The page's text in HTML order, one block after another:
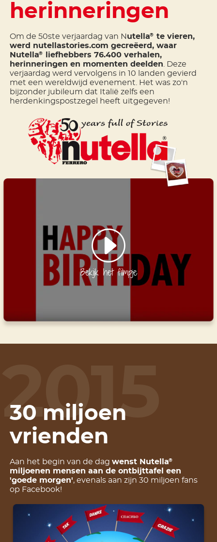
Bekijk het filmpje
herinneringen
Om de 50ste verjaardag van N utella® te vieren,
werd nutellastories.com gecreëerd, waar
Nutella®
liefhebbers 76.400 verhalen,
herinneringen en momenten deelden . Deze
verjaardag werd vervolgens in 10 landen gevierd
met een wereldwijd evenement. Het was zo'n
bijzonder jubileum dat Italië zelfs een
herdenkingspostzegel heeft uitgegeven!
2015
30 miljoen
vrienden
Aan het begin van de dag wenst Nutella®
miljoenen mensen aan de ontbijttafel een
'goede morgen', evenals aan zijn 30 miljoen fans
op Facebook!